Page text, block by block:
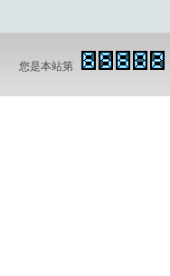
您是本站第